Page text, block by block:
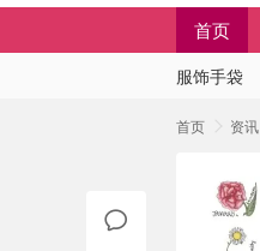
首页
服饰手袋
首页 资讯